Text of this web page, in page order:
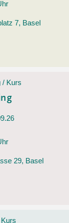
7, Basel
/ Kurs
29, Basel